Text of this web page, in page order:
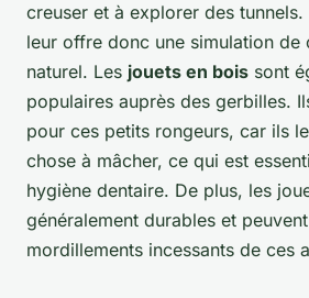
creuser et à explorer des
leur offre donc une simulation de
naturel. Les jouets en bois sont
populaires auprès des gerbilles.
pour ces petits rongeurs, car ils
chose à mâcher, ce qui est
hygiène dentaire. De plus, les
généralement durables et
mordillements incessants de ces